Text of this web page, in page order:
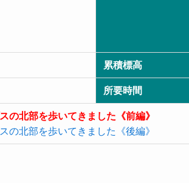
累積標高
所要時間
の北部を歩いてきました《前編》
の北部を歩いてきました《後編》